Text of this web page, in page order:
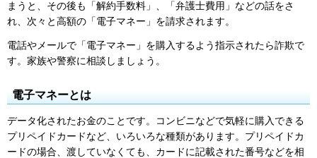
まうと、その後も「解約手数料」、「弁護士費用」などの話をさ
れ、次々と高額の「電子マネー」を請求されます。
電話やメールで「電子マネー」を購入するよう指示されたら詐欺で
す。家族や警察に相談しましょう。
電子マネーとは
データ化されたお金のことです。コンビニなどで気軽に購入できる
プリペイドカードなど、いろいろな種類があります。プリペイドカ
ードの場合、渡していなくても、カードに記載された番号などを相